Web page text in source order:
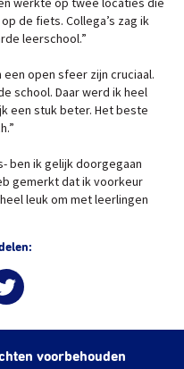
de fiets. Collega’s zag ik
leerschool.”
open sfeer zijn cruciaal.
school. Daar werd ik heel
een stuk beter. Het beste
ben ik gelijk doorgegaan
gemerkt dat ik voorkeur
leuk om met leerlingen
voorbehouden